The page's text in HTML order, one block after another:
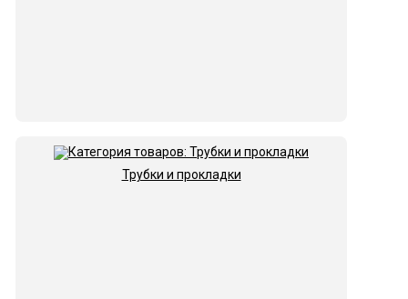
Трубки и прокладки